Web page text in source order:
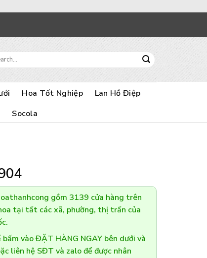
Hoa Tốt Nghiệp
Lan Hồ Điệp
Socola
gồm 3139 cửa hàng trên
tại tất các xã, phường, thị trấn của
vào ĐẶT HÀNG NGAY bên dưới và
liên hệ SĐT và zalo để được nhân